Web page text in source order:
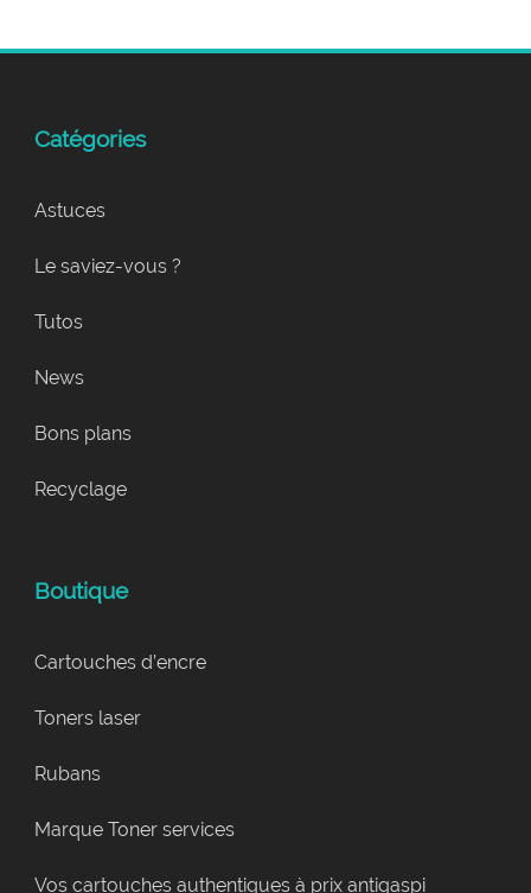
Catégories
Astuces
Le saviez-vous ?
Tutos
News
Bons plans
Recyclage
Boutique
Cartouches d’encre
Toners laser
Rubans
Marque Toner services
Vos cartouches authentiques à prix antigaspi